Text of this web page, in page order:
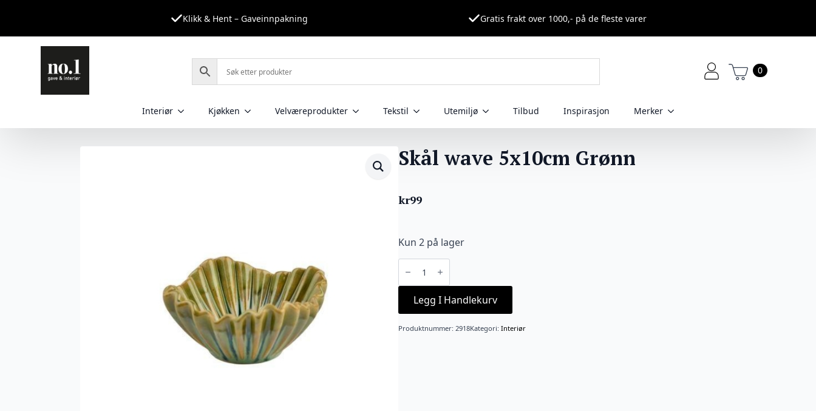
Klikk & Hent – Gaveinnpakning Gratis frakt over 1000,- på de fleste varer
0
Interiør Kjøkken Velværeprodukter Tekstil Utemiljø Tilbud Inspirasjon Merker
Skål wave 5x10cm Grønn
kr99
Kun 2 på lager
Skål
wave
5x10cm
Grønn
antallLegg I Handlekurv
Produktnummer: 2918Kategori: Interiør